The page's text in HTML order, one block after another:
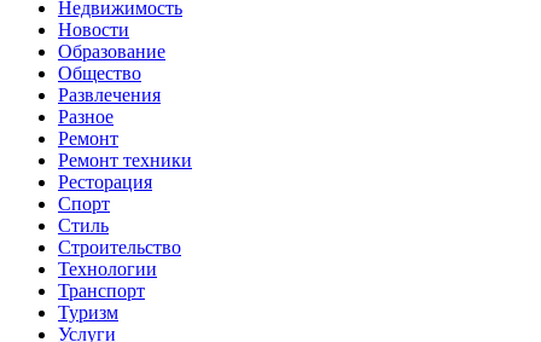
Недвижимость
Новости
Образование
Общество
Развлечения
Разное
Ремонт
Ремонт техники
Ресторация
Спорт
Стиль
Строительство
Технологии
Транспорт
Туризм
Услуги